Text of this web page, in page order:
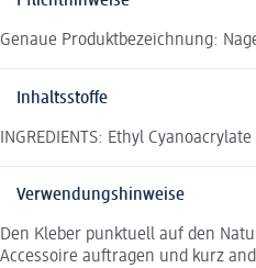
Genaue Produktbezeichnung:
Inhaltsstoffe
INGREDIENTS: Ethyl
Verwendungshinweise
Den Kleber punktuell auf den
Accessoire auftragen und kurz